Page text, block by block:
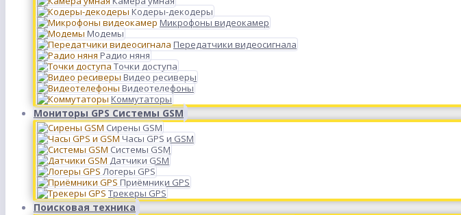
Кодеры-декодеры
Микрофоны видеокамер
Модемы
Передатчики видеосигнала
Радио няня
Точки доступа
Видео ресиверы
Видеотелефоны
Коммутаторы
Мониторы GPS Системы GSM
Сирены GSM
Часы GPS и GSM
Системы GSM
Датчики GSM
Логеры GPS
Приёмники GPS
Трекеры GPS
Поисковая техника